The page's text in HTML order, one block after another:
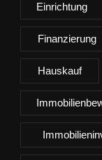
Einrichtung
Finanzierung
Hauskauf